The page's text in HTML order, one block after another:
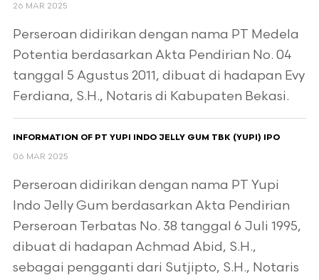
26 MAR 2025
Perseroan didirikan dengan nama PT Medela
Potentia berdasarkan Akta Pendirian No. 04
tanggal 5 Agustus 2011, dibuat di hadapan Evy
Ferdiana, S.H., Notaris di Kabupaten Bekasi.
INFORMATION OF PT YUPI INDO JELLY GUM TBK (YUPI) IPO
06 MAR 2025
Perseroan didirikan dengan nama PT Yupi
Indo Jelly Gum berdasarkan Akta Pendirian
Perseroan Terbatas No. 38 tanggal 6 Juli 1995,
dibuat di hadapan Achmad Abid, S.H.,
sebagai pengganti dari Sutjipto, S.H., Notaris